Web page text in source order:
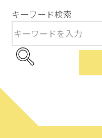
キーワード検索